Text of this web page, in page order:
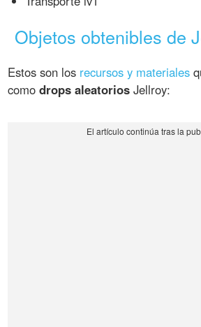
Objetos obtenibles de
Estos son los recursos y materiales
comodrops aleatorios Jellroy: